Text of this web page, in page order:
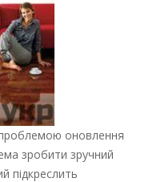
проблемою оновлення
зробити зручний
підкреслить